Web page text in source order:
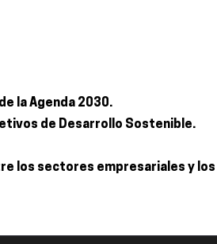
la Agenda 2030.
de Desarrollo Sostenible.
los sectores empresariales y